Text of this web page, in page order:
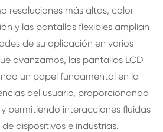
resoluciones más altas, color
y las pantallas flexibles amplían
de su aplicación en varios
avanzamos, las pantallas LCD
un papel fundamental en la
del usuario, proporcionando
permitiendo interacciones fluidas
dispositivos e industrias.